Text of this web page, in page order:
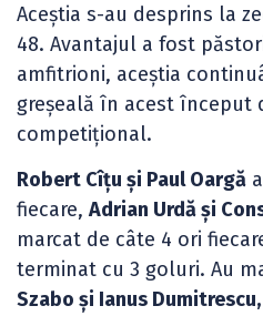
Aceștia s-au desprins la
48. Avantajul a fost
amfitrioni, aceștia
greșeală în acest început
competițional.
Robert Cîțu și Paul Oargă
fiecare, Adrian Urdă și
marcat de câte 4 ori
terminat cu 3 goluri. Au
Szabo și Ianus Dumitrescu,